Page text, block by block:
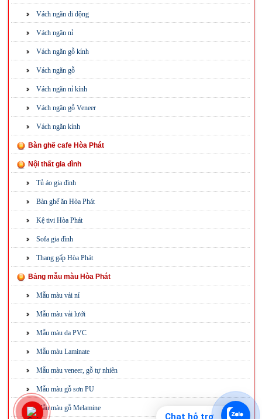
Chat hỗ trợ
Vách ngăn di động
Vách ngăn nỉ
Vách ngăn gỗ kính
Vách ngăn gỗ
Vách ngăn nỉ kính
Vách ngăn gỗ Veneer
Vách ngăn kính
Bàn ghế cafe Hòa Phát
Nội thất gia đình
Tủ áo gia đình
Bàn ghế ăn Hòa Phát
Kệ tivi Hòa Phát
Sofa gia đình
Thang gấp Hòa Phát
Bảng mẫu màu Hòa Phát
Mẫu màu vải nỉ
Mẫu màu vải lưới
Mẫu màu da PVC
Mẫu màu Laminate
Mẫu màu veneer, gỗ tự nhiên
Mẫu màu gỗ sơn PU
Mẫu màu gỗ Melamine